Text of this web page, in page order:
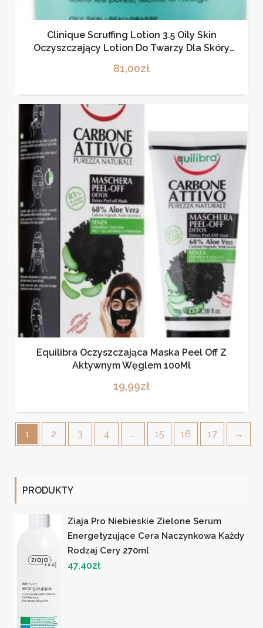
Clinique Scruffing Lotion 3.5 Oily Skin
Oczyszczający Lotion Do Twarzy Dla Skóry
81,00zł
Equilibra Oczyszczająca Maska Peel Off Z
Aktywnym Węglem 100Ml
19,99zł
1 2 3 4 … 15 16 17 →
PRODUKTY
Ziaja Pro Niebieskie Zielone Serum
Energetyzujące Cera Naczynkowa Każdy
Rodzaj Cery 270ml
47,40zł